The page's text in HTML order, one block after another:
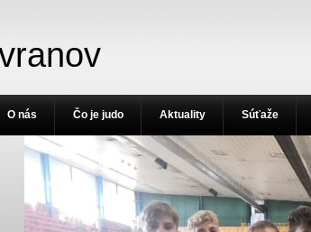
O nás Čo je judo Aktuality Súťaže